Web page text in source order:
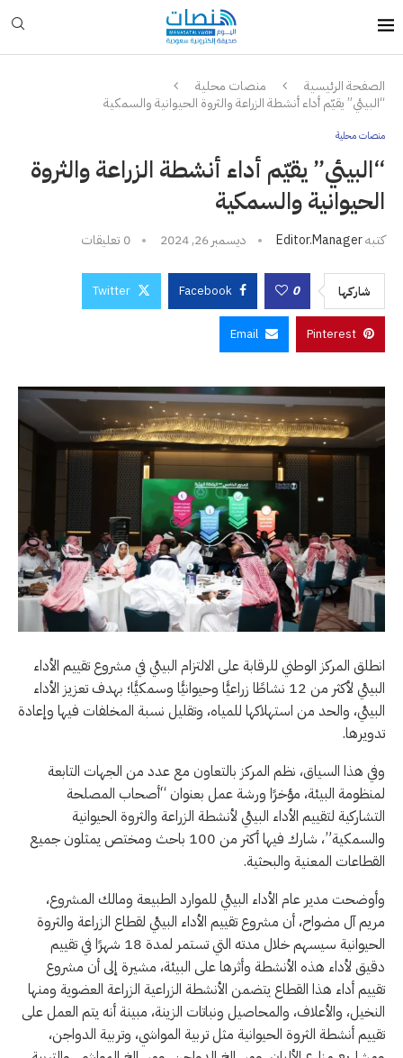
الصفحة الرئيسية
منصات محلية
“البيئي” يقيّم أداء أنشطة الزراعة والثروة الحيوانية والسمكية
منصات محلية
“البيئي” يقيّم أداء أنشطة الزراعة والثروة
الحيوانية والسمكية
كتبهEditor.manager ديسمبر 26, 2024 0 تعليقات
شاركها 0
Facebook
Twitter
Pinterest
Email
انطلق المركز الوطني للرقابة على الالتزام البيئي في مشروع تقييم الأداء
البيئي لأكثر من 12 نشاطًا زراعيًّا وحيوانيًّا وسمكيًّا؛ بهدف تعزيز الأداء
البيئي، والحد من استهلاكها للمياه، وتقليل نسبة المخلفات فيها وإعادة
تدويرها.
وفي هذا السياق، نظم المركز بالتعاون مع عدد من الجهات التابعة
لمنظومة البيئة، مؤخرًا ورشة عمل بعنوان “أصحاب المصلحة
التشاركية لتقييم الأداء البيئي لأنشطة الزراعة والثروة الحيوانية
والسمكية”، شارك فيها أكثر من 100 باحث ومختص يمثلون جميع
القطاعات المعنية والبحثية.
وأوضحت مدير عام الأداء البيئي للموارد الطبيعة ومالك المشروع،
مريم آل مضواح، أن مشروع تقييم الأداء البيئي لقطاع الزراعة والثروة
الحيوانية سيسهم خلال مدته التي تستمر لمدة 18 شهرًا في تقييم
دقيق لأداء هذه الأنشطة وأثرها على البيئة، مشيرة إلى أن مشروع
تقييم أداء هذا القطاع يتضمن الأنشطة الزراعية الزراعة العضوية ومنها
النخيل، والأعلاف، والمحاصيل ونباتات الزينة، مبينة أنه يتم العمل على
تقييم أنشطة الثروة الحيوانية مثل تربية المواشي، وتربية الدواجن،